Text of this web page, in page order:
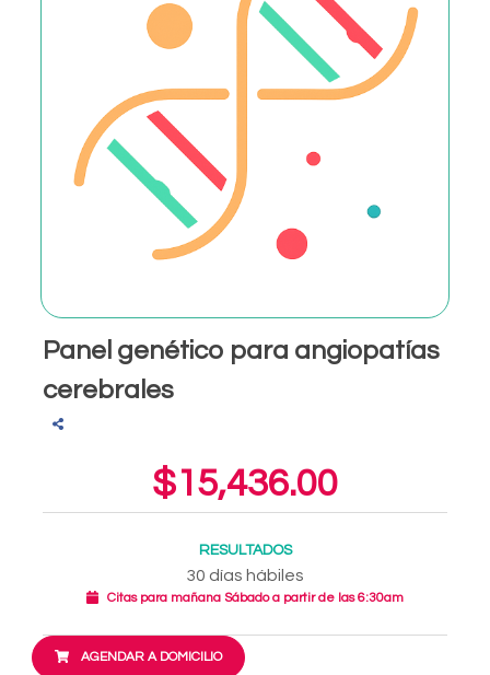
Panel genético para angiopatías
cerebrales
$15,436.00
RESULTADOS
30 días hábiles
Citas para mañana Sábado a partir de las 6:30am
AGENDAR A DOMICILIO